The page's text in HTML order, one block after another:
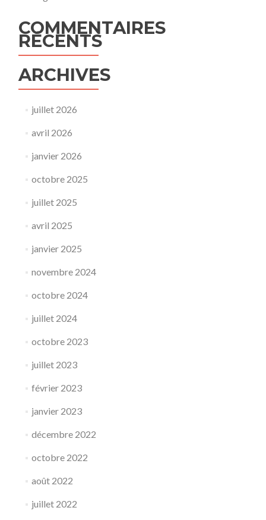
COMMENTAIRES
RÉCENTS
ARCHIVES
juillet 2026
avril 2026
janvier 2026
octobre 2025
juillet 2025
avril 2025
janvier 2025
novembre 2024
octobre 2024
juillet 2024
octobre 2023
juillet 2023
février 2023
janvier 2023
décembre 2022
octobre 2022
août 2022
juillet 2022